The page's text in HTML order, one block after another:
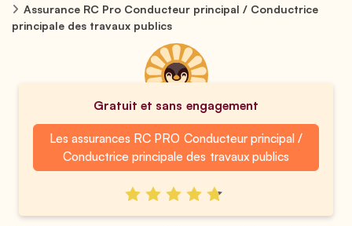
Assurance RC Pro Conducteur principal / Conductrice
principale des travaux publics
Gratuit et sans engagement
Les assurances RC PRO Conducteur principal /
Conductrice principale des travaux publics